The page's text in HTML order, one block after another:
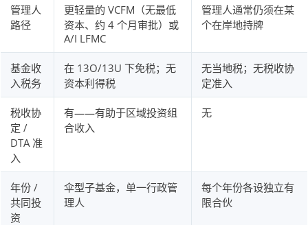
管理人
路径
更轻量的 VCFM（无最低
资本、约 4 个月审批）或
A/I LFMC
管理人通常仍须在某
个在岸地持牌
基金收
入税务
在 13O/13U 下免税；无
资本利得税
无当地税；无税收协
定准入
税收协
定 /
DTA 准
入
有——有助于区域投资组
合收入
无
年份 /
共同投
资
伞型子基金，单一行政管
理人
每个年份各设独立有
限合伙